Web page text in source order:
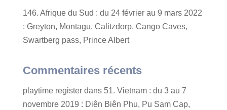
146. Afrique du Sud : du 24 février au 9 mars 2022
: Greyton, Montagu, Calitzdorp, Cango Caves,
Swartberg pass, Prince Albert
Commentaires récents
playtime registerdans 51. Vietnam : du 3 au 7
novembre 2019 : Diên Biên Phu, Pu Sam Cap,